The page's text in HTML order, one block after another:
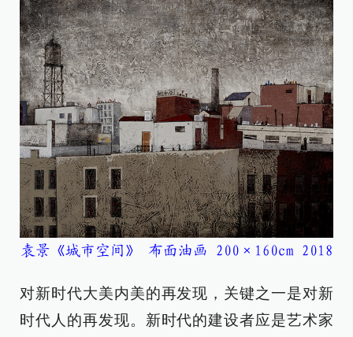
袁景《城市空间》 布面油画 200×160cm 2018
对新时代大美内美的再发现，关键之一是对新
时代人的再发现。新时代的建设者应是艺术家